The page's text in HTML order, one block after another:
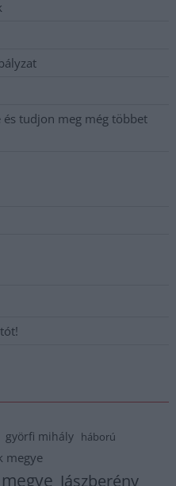
tudjon meg még többet
györfi mihály háború
megye
Jászberény